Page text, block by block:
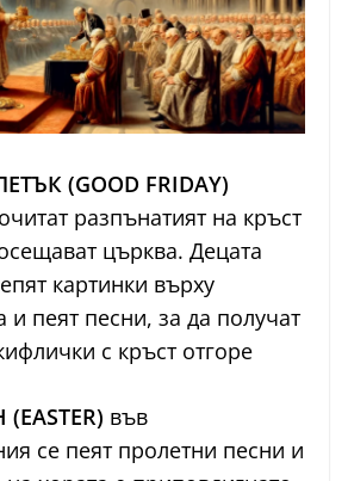
(GOOD FRIDAY)
разпънатият на кръст
църква. Децата
картинки върху
и пеят песни, за да получат
с кръст отгоре
(EASTER) във
се пеят пролетни песни и